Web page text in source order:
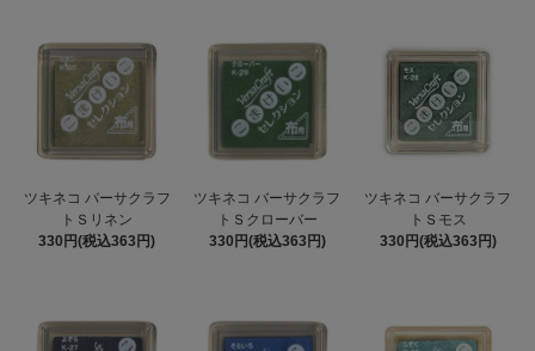
ツキネコ バーサクラフ
トＳリネン
330円(税込363円)
ツキネコ バーサクラフ
トＳクローバー
330円(税込363円)
ツキネコ バーサクラフ
トＳモス
330円(税込363円)